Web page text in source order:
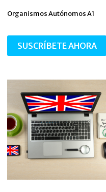
Organismos Autónomos A1
SUSCRÍBETE AHORA